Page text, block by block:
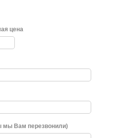
цена
мы Вам перезвонили)